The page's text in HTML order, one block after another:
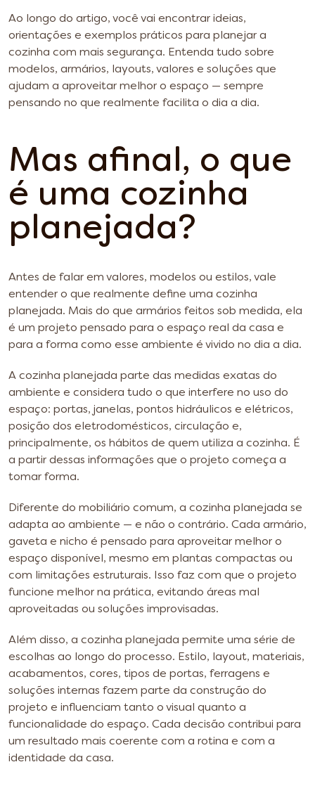
Ao longo do artigo, você vai encontrar ideias,
orientações e exemplos práticos para planejar a
cozinha com mais segurança. Entenda tudo sobre
modelos, armários, layouts, valores e soluções que
ajudam a aproveitar melhor o espaço — sempre
pensando no que realmente facilita o dia a dia.
Mas afinal, o que
é uma cozinha
planejada?
Antes de falar em valores, modelos ou estilos, vale
entender o que realmente define uma cozinha
planejada. Mais do que armários feitos sob medida, ela
é um projeto pensado para o espaço real da casa e
para a forma como esse ambiente é vivido no dia a dia.
A cozinha planejada parte das medidas exatas do
ambiente e considera tudo o que interfere no uso do
espaço: portas, janelas, pontos hidráulicos e elétricos,
posição dos eletrodomésticos, circulação e,
principalmente, os hábitos de quem utiliza a cozinha. É
a partir dessas informações que o projeto começa a
tomar forma.
Diferente do mobiliário comum, a cozinha planejada se
adapta ao ambiente — e não o contrário. Cada armário,
gaveta e nicho é pensado para aproveitar melhor o
espaço disponível, mesmo em plantas compactas ou
com limitações estruturais. Isso faz com que o projeto
funcione melhor na prática, evitando áreas mal
aproveitadas ou soluções improvisadas.
Além disso, a cozinha planejada permite uma série de
escolhas ao longo do processo. Estilo, layout, materiais,
acabamentos, cores, tipos de portas, ferragens e
soluções internas fazem parte da construção do
projeto e influenciam tanto o visual quanto a
funcionalidade do espaço. Cada decisão contribui para
um resultado mais coerente com a rotina e com a
identidade da casa.